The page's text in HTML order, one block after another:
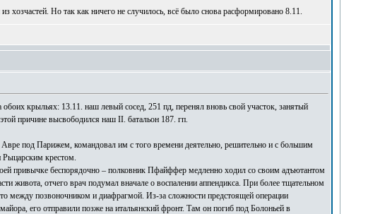
хозчастей. Но так как ничего не случилось, всё было снова расформировано 8.11.
крыльях: 13.11. наш левый сосед, 251 пд, перенял вновь свой участок, занятый
причине высвободился наш II. батальон 187. гп.
под Парижем, командовал им с того времени деятельно, решительно и с большим
Рыцарским крестом.
привычке беспорядочно – полковник Пфайффер медленно ходил со своим адъютантом
живота, отчего врач подумал вначале о воспалении аппендикса. При более тщательном
между позвоночником и диафрагмой. Из-за сложности предстоящей операции
его отправили позже на итальянский фронт. Там он погиб под Болоньей в